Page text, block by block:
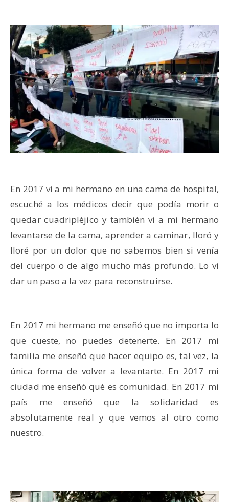
En 2017 vi a mi hermano en una cama de hospital,
escuché a los médicos decir que podía morir o
quedar cuadripléjico y también vi a mi hermano
levantarse de la cama, aprender a caminar, lloró y
lloré por un dolor que no sabemos bien si venía
del cuerpo o de algo mucho más profundo. Lo vi
dar un paso a la vez para reconstruirse.
En 2017 mi hermano me enseñó que no importa lo
que cueste, no puedes detenerte. En 2017 mi
familia me enseñó que hacer equipo es, tal vez, la
única forma de volver a levantarte. En 2017 mi
ciudad me enseñó qué es comunidad. En 2017 mi
país me enseñó que la solidaridad es
absolutamente real y que vemos al otro como
nuestro.